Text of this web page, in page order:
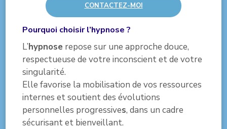
CONTACTEZ-MOI
Pourquoi choisir l’hypnose ?
L’hypnose repose sur une approche douce,
respectueuse de votre inconscient et de votre
singularité.
Elle favorise la mobilisation de vos ressources
internes et soutient des évolutions
personnelles progressives, dans un cadre
sécurisant et bienveillant.